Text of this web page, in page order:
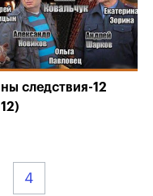
следствия-12
4